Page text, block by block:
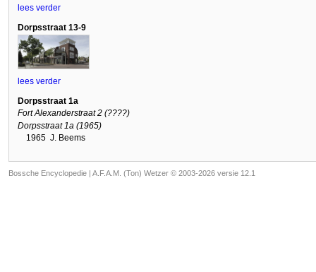
lees verder
Dorpsstraat 13-9
lees verder
Dorpsstraat 1a
Fort Alexanderstraat 2 (????)
Dorpsstraat 1a (1965)
1965 J. Beems
Bossche Encyclopedie | A.F.A.M. (Ton) Wetzer © 2003-2026 versie 12.1